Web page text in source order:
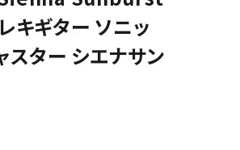
ソフト等
キギター ソニッ
スター シエナサン